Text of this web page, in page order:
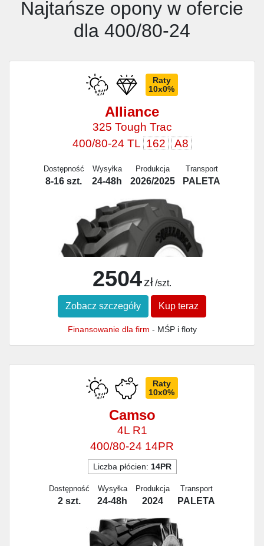
Najtańsze opony w ofercie
dla 400/80-24
Raty
10x0%
Alliance
325 Tough Trac
400/80-24 TL 162 A8
Dostępność
8-16 szt.
Wysyłka
24-48h
Produkcja
2026/2025
Transport
PALETA
2504zł/szt.
Zobacz szczegóły Kup teraz
Finansowanie dla firm - MŚP i floty
Raty
10x0%
Camso
4L R1
400/80-24 14PR
Liczba płócien: 14PR
Dostępność
2 szt.
Wysyłka
24-48h
Produkcja
2024
Transport
PALETA